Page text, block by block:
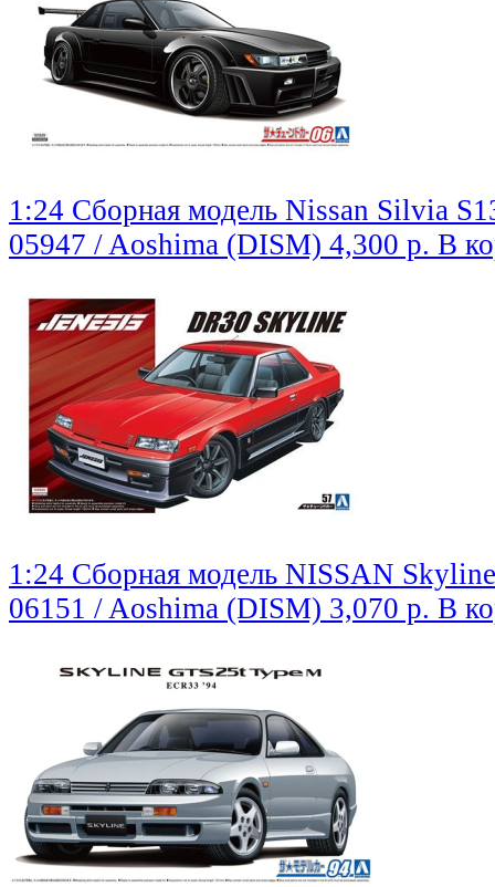
1:24 Сборная модель Nissan Silvia
05947 / Aoshima (DISM) 4,300 р. В
1:24 Сборная модель NISSAN
06151 / Aoshima (DISM) 3,070 р. В